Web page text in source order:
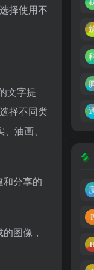
择使用不
文字提
择不同类
油画、
和分享的
图像，